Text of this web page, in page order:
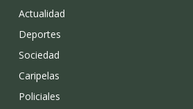
Actualidad
Deportes
Sociedad
Caripelas
Policiales